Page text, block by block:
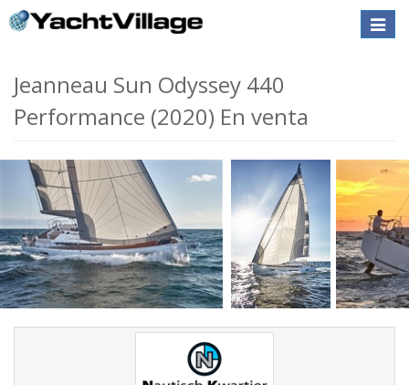
Toggle
Jeanneau Sun Odyssey 440
Performance (2020) En venta